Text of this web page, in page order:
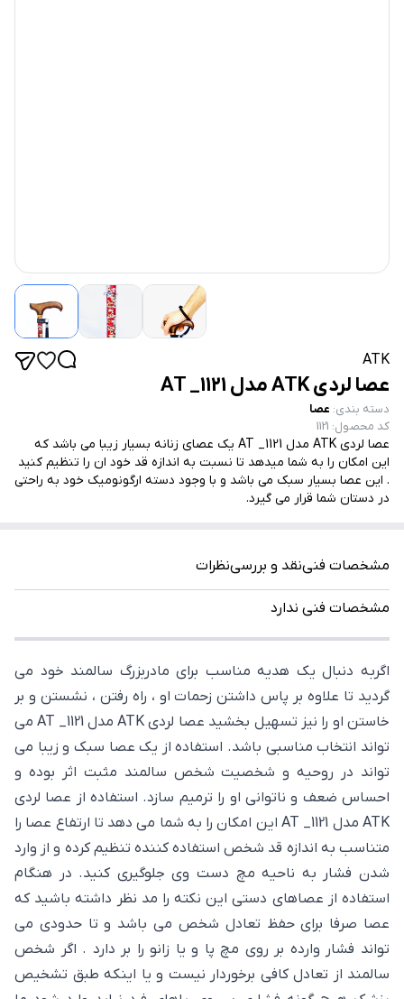
ATK
عصا لردی ATK مدل AT _1121
دسته بندی: عصا
کد محصول:
1121
عصا لردی ATK مدل AT _1121 یک عصای زنانه بسیار زیبا می باشد که
این امکان را به شما میدهد تا نسبت به اندازه قد خود ان را تنظیم کنید
. این عصا بسیار سبک می باشد و با وجود دسته ارگونومیک خود به راحتی
در دستان شما قرار می گیرد.
مشخصات فنینقد و بررسینظرات
مشخصات فنی ندارد
اگربه دنبال یک هدیه مناسب برای مادربزرگ سالمند خود می
گردید تا علاوه بر پاس داشتن زحمات او ، راه رفتن ، نشستن و بر
خاستن او را نیز تسهیل بخشید عصا لردی ATK مدل AT _1121 می
تواند انتخاب مناسبی باشد. استفاده از یک عصا سبک و زیبا می
تواند در روحیه و شخصیت شخص سالمند مثبت اثر بوده و
احساس ضعف و ناتوانی او را ترمیم سازد. استفاده از عصا لردی
ATK مدل AT _1121 این امکان را به شما می دهد تا ارتفاع عصا را
متناسب به اندازه قد شخص استفاده کننده تنظیم کرده و از وارد
شدن فشار به ناحیه مچ دست وی جلوگیری کنید. در هنگام
استفاده از عصاهای دستی این نکته را مد نظر داشته باشید که
عصا صرفا برای حفظ تعادل شخص می باشد و تا حدودی می
تواند فشار وارده بر روی مچ پا و یا زانو را بر دارد . اگر شخص
سالمند از تعادل کافی برخوردار نیست و یا اینکه طبق تشخیص